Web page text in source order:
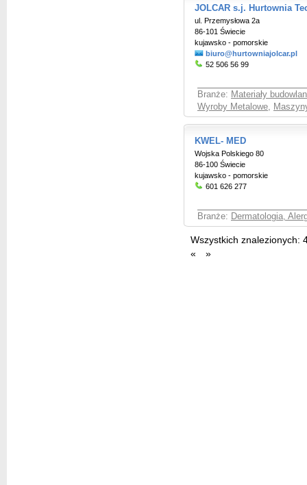
JOLCAR s.j. Hurtownia
ul. Przemysłowa 2a
86-101 Świecie
kujawsko - pomorskie
biuro@hurtowniajolcar.pl
52 506 56 99
Branże: Materiały
Wyroby Metalowe,
KWEL- MED
Wojska Polskiego 80
86-100 Świecie
kujawsko - pomorskie
601 626 277
Branże: Dermatologia,
Wszystkich znalezionych:
«
»